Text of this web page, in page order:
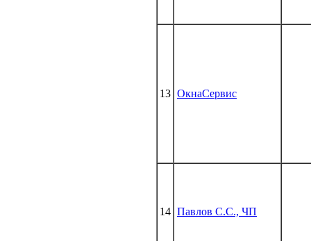
13 ОкнаСервис
14 Павлов С.С., ЧП